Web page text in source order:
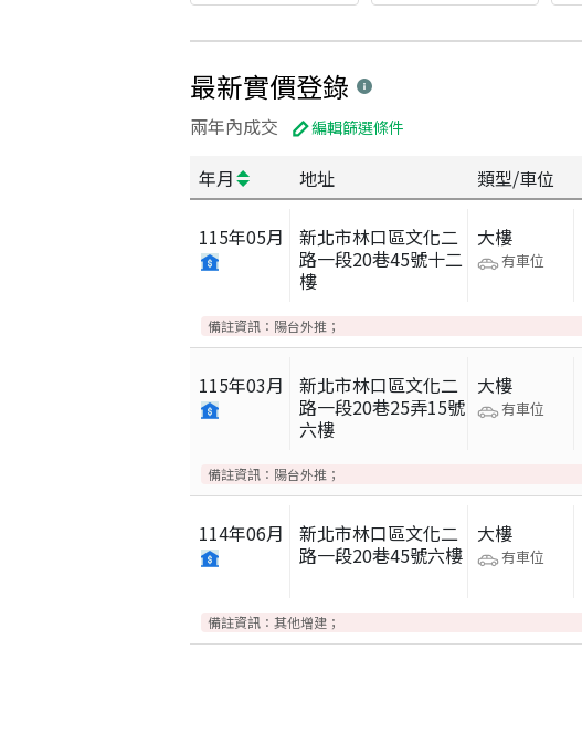
最新實價登錄
兩年內成交 編輯篩選條件
年月 地址 類型/車位
115年05月
新北市林口區文化二
路一段20巷45號十二
樓
大樓
有車位
備註資訊： 陽台外推；
115年03月
新北市林口區文化二
路一段20巷25弄15號
六樓
大樓
有車位
備註資訊： 陽台外推；
114年06月
新北市林口區文化二
路一段20巷45號六樓
大樓
有車位
備註資訊： 其他增建；